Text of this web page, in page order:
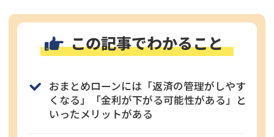
この記事でわかること
おまとめローンには「返済の管理がしやす
くなる」「金利が下がる可能性がある」と
いったメリットがある